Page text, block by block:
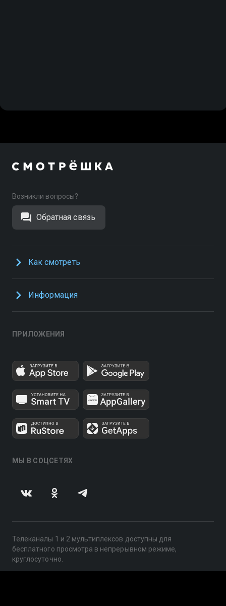
Возникли вопросы?
Обратная связь
Как смотреть
Информация
ПРИЛОЖЕНИЯ
МЫ В СОЦСЕТЯХ
Телеканалы 1 и 2 мультиплексов доступны для
бесплатного просмотра в непрерывном режиме,
круглосуточно.